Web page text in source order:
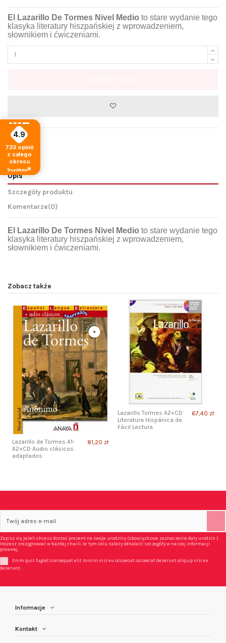
El Lazarillo De Tormes Nivel Medio to stare wydanie tego
klasyka literatury hiszpańskiej z wprowadzeniem,
słownikiem i ćwiczeniami.
Opis
Szczegóły produktu
Komentarze(0)
El Lazarillo De Tormes Nivel Medio to stare wydanie tego
klasyka literatury hiszpańskiej z wprowadzeniem,
słownikiem i ćwiczeniami.
Zobacz także
Lazarillo de Tormes A1-
A2+CD Audio clásicos
adaptados
81,20 zł
Lazarillo Tormes A2+CD
Literatura Hispánica de
Fácil Lectura
67,40 zł
4.9
733 opinii
z całego
okresu
Zapisz się jeżeli chcesz dostać prezent na swoje urodziny (obowiązkowe zaznaczenie daty urodzin ).
Możesz zrezygnować w każdej chwili. W tym celu należy odnaleźć szczegóły w naszej informacji
prawnej.
Enim quis fugiat consequat elit minim nisi eu occaecat occaecat deserunt aliquip nisi ex
deserunt.
Informacje
Kontakt